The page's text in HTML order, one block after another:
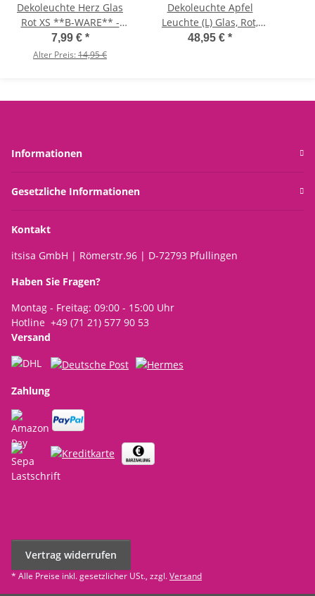
Dekoleuchte Herz Glas
Rot XS **B-WARE** -
Herz Lampe mit LED
Lichterkette, Dekolampe,
7,99 € *
Alter Preis:14,95 €
Dekoleuchte Apfel
Leuchte (L) Glas, Rot,
Apfel Lampe mit LED
48,95 € *
Informationen
Gesetzliche Informationen
Kontakt
itsisa GmbH | Römerstr.96 | D-72793 Pfullingen
Haben Sie Fragen?
Montag - Freitag: 09:00 - 15:00 Uhr
Hotline +49 (71 21) 577 90 53
Versand
Zahlung
Vertrag widerrufen
* Alle Preise inkl. gesetzlicher USt., zzgl.Versand